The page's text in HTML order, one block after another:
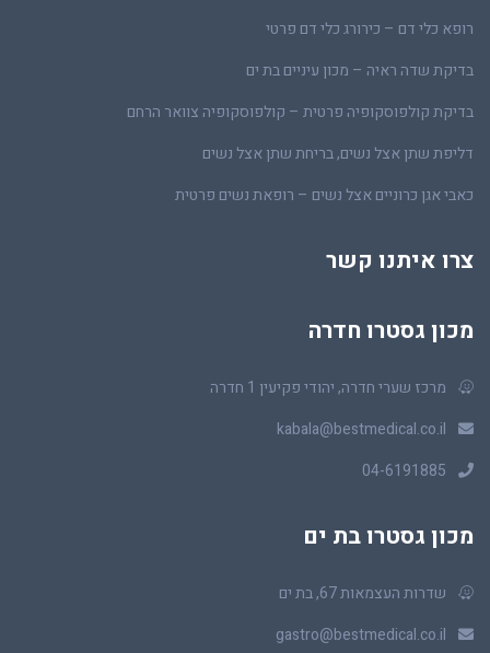
רופא כלי דם – כירורג כלי דם פרטי
בדיקת שדה ראיה – מכון עיניים בת ים
בדיקת קולפוסקופיה פרטית – קולפוסקופיה צוואר הרחם
דליפת שתן אצל נשים, בריחת שתן אצל נשים
כאבי אגן כרוניים אצל נשים – רופאת נשים פרטית
צרו איתנו קשר
מכון גסטרו חדרה
מרכז שערי חדרה, יהודי פקיעין 1 חדרה
kabala@bestmedical.co.il
04-6191885
מכון גסטרו בת ים
שדרות העצמאות 67, בת ים
gastro@bestmedical.co.il